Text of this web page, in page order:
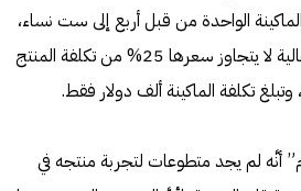
الواحدة من قبل أربع إلى ست نساء،
وتنتج فوط صحية بجودة عالية لا يتجاوز سعرها 25% من تكلفة المنتج
تكلفة الماكينة ألف دولار فقط.
أنَّه لم يجد متطوعات لتجربة منتجه في